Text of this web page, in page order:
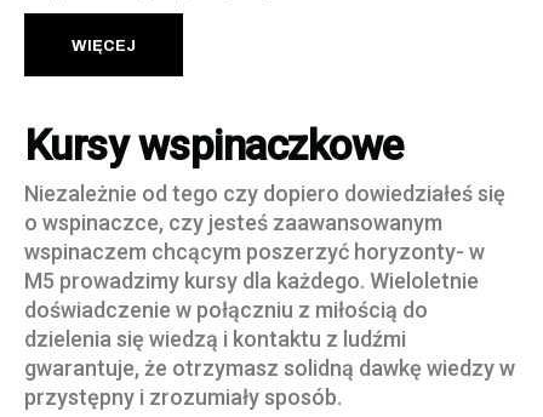
WIĘCEJ
Kursy wspinaczkowe
Niezależnie od tego czy dopiero dowiedziałeś się
o wspinaczce, czy jesteś zaawansowanym
wspinaczem chcącym poszerzyć horyzonty- w
M5 prowadzimy kursy dla każdego. Wieloletnie
doświadczenie w połączniu z miłością do
dzielenia się wiedzą i kontaktu z ludźmi
gwarantuje, że otrzymasz solidną dawkę wiedzy w
przystępny i zrozumiały sposób.